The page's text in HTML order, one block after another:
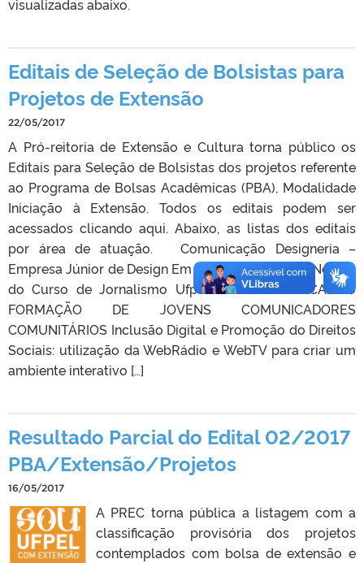
visualizadas abaixo.
Editais de Seleção de Bolsistas para
Projetos de Extensão
22/05/2017
A Pró-reitoria de Extensão e Cultura torna público os
Editais para Seleção de Bolsistas dos projetos referente
ao Programa de Bolsas Acadêmicas (PBA), Modalidade
Iniciação à Extensão. Todos os editais podem ser
acessados clicando aqui. Abaixo, as listas dos editais
por área de atuação. Comunicação Designeria –
Empresa Júnior de Design Em Pauta- Agência de Notícia
do Curso de Jornalismo Ufpel FEDERAL EM CAMPO
FORMAÇÃO DE JOVENS COMUNICADORES
COMUNITÁRIOS Inclusão Digital e Promoção do Direitos
Sociais: utilização da WebRádio e WebTV para criar um
ambiente interativo […]
Resultado Parcial do Edital 02/2017
PBA/Extensão/Projetos
16/05/2017
A PREC torna pública a listagem com a
classificação provisória dos projetos
contemplados com bolsa de extensão e